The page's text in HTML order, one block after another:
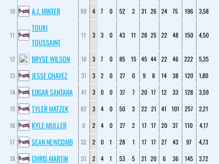
10
A.J. MINTER 69 4 7 0 52 2 31 26 24 75 196 3,58
11
TOUKI
TOUSSAINT
11 3 3 0 43 11 28 25 22 48 150 4,50
12 BRYSE WILSON 16 3 7 0 85 15 45 44 22 46 222
5,35
13
JESSE CHAVEZ 37 3 2 0 27 0 9 8 14 38 120
1,80
14
EDGAR SANTANA 41 3 0 0 37 7 20 17 12 33 128
3,59
15
TYLER MATZEK 82 3 4 0 50 3 22 21 41 101 257
2,21
16
KYLE MULLER 9 2 4 0 27 2 17 17 20 37 110
4,17
17
SEAN NEWCOMB 32 2 0 1 28 1 17 17 27 43 97
4,73
18
CHRIS MARTIN 51 2 4 1 53 5 21 20 6 36 145
3,72